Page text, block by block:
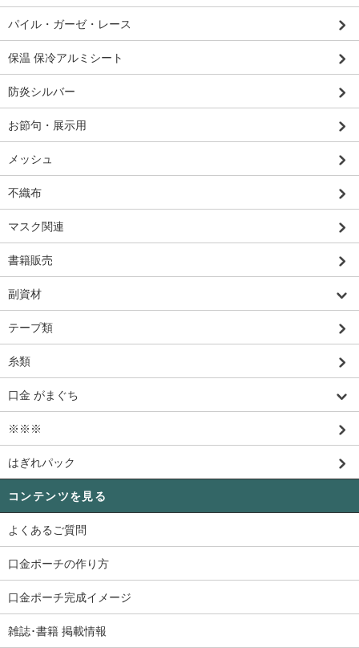
パイル・ガーゼ・レース
保温 保冷アルミシート
防炎シルバー
お節句・展示用
メッシュ
不織布
マスク関連
書籍販売
副資材
テープ類
糸類
口金 がまぐち
※※※
はぎれパック
コンテンツを見る
よくあるご質問
口金ポーチの作り方
口金ポーチ完成イメージ
雑誌･書籍 掲載情報